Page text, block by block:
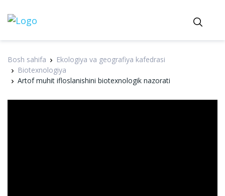
Bosh sahifa
Ekologiya va geografiya kafedrasi
Biotexnologiya
Artof muhit ifloslanishini biotexnologik nazorati